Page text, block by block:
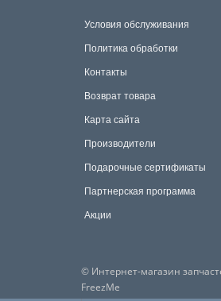
Условия обслуживания
Политика обработки
Контакты
Возврат товара
Карта сайта
Производители
Подарочные сертификаты
Партнерская программа
Акции
© Интернет-магазин
FreezMe